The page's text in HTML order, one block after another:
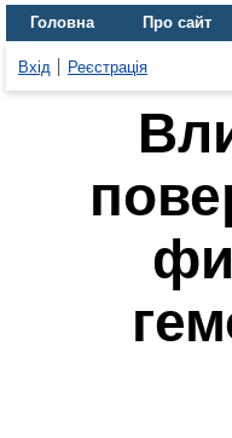
Головна Про сайт
Вхід Реєстрація